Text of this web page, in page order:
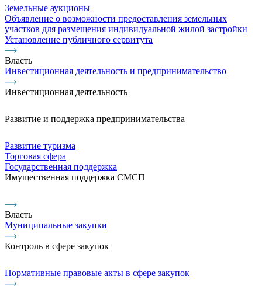
Земельные аукционы
Объявление о возможности предоставления земельных
участков для размещения индивидуальной жилой застройки
Установление публичного сервитута
Власть
Инвестиционная деятельность и предпринимательство
Инвестиционная деятельность
Развитие и поддержка предпринимательства
Развитие туризма
Торговая сфера
Государственная поддержка
Имущественная поддержка СМСП
Власть
Муниципальные закупки
Контроль в сфере закупок
Нормативные правовые акты в сфере закупок